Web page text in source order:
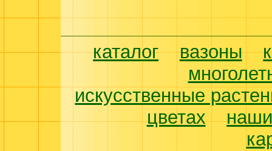
каталог вазоны
искусственные
цветах